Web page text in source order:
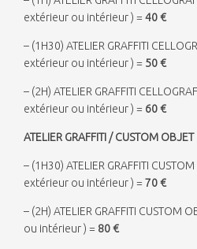
extérieur ou intérieur ) = 40 €
– (1H30) ATELIER GRAFFITI
extérieur ou intérieur ) = 50 €
– (2H) ATELIER GRAFFITI
extérieur ou intérieur ) = 60 €
ATELIER GRAFFITI / CUSTOM OBJET
– (1H30) ATELIER GRAFFITI
extérieur ou intérieur ) = 70 €
– (2H) ATELIER GRAFFITI
ou intérieur ) = 80 €